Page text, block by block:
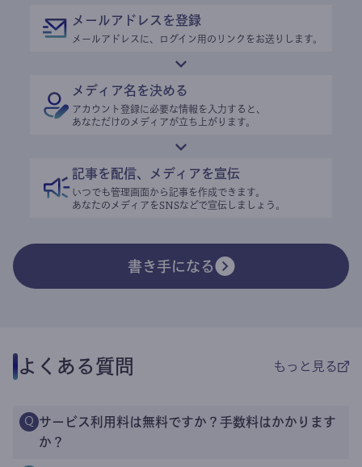
メールアドレスを登録
メールアドレスに、ログイン用のリンクをお送りします。
メディア名を決める
アカウント登録に必要な情報を入力すると、
あなただけのメディアが立ち上がります。
記事を配信、メディアを宣伝
いつでも管理画面から記事を作成できます。
あなたのメディアをSNSなどで宣伝しましょう。
書き手になる
よくある質問 もっと見る
Q サービス利用料は無料ですか？手数料はかかります
か？